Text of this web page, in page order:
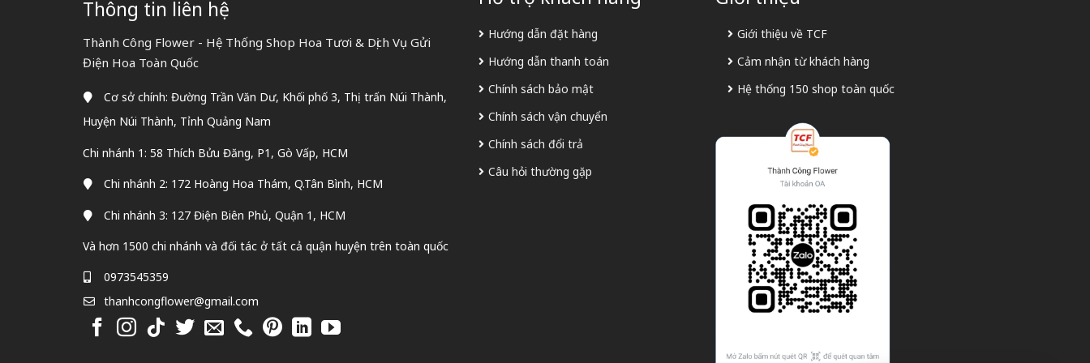
Thông tin liên hệ
Thành Công Flower - Hệ Thống Shop Hoa Tươi & Dịch Vụ Gửi
Điện Hoa Toàn Quốc
Cơ sở chính: Đường Trần Văn Dư, Khối phố 3, Thị trấn Núi Thành,
Huyện Núi Thành, Tỉnh Quảng Nam
Chi nhánh 1: 58 Thích Bửu Đăng, P1, Gò Vấp, HCM
Chi nhánh 2: 172 Hoàng Hoa Thám, Q.Tân Bình, HCM
Chi nhánh 3: 127 Điện Biên Phủ, Quận 1, HCM
Và hơn 1500 chi nhánh và đối tác ở tất cả quận huyện trên toàn quốc
0973545359
thanhcongflower@gmail.com
Hướng dẫn đặt hàng
Hướng dẫn thanh toán
Chính sách bảo mật
Chính sách vận chuyển
Chính sách đổi trả
Câu hỏi thường gặp
Giới thiệu về TCF
Cảm nhận từ khách hàng
Hệ thống 150 shop toàn quốc